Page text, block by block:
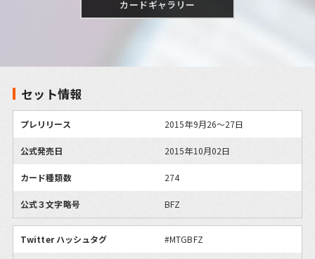
カードギャラリー
セット情報
プレリリース 2015年9月26～27日
公式発売日 2015年10月02日
カード種類数 274
公式３文字略号 BFZ
Twitter ハッシュタグ #MTGBFZ